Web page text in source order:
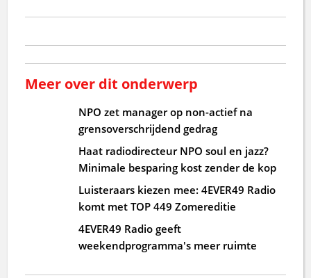
Meer over dit onderwerp
NPO zet manager op non-actief na
grensoverschrijdend gedrag
Haat radiodirecteur NPO soul en jazz?
Minimale besparing kost zender de kop
Luisteraars kiezen mee: 4EVER49 Radio
komt met TOP 449 Zomereditie
4EVER49 Radio geeft
weekendprogramma's meer ruimte